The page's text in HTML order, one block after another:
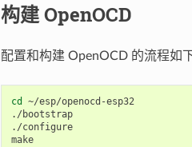
构建 OpenOCD
配置和构建 OpenOCD 的流程如
cd
~/esp/openocd-esp32
./bootstrap
./configure
make